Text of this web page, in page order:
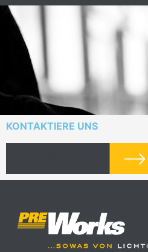
KONTAKTIERE UNS